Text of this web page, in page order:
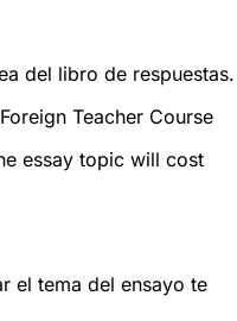
del libro de respuestas.
Teacher Course
essay topic will cost
el tema del ensayo te